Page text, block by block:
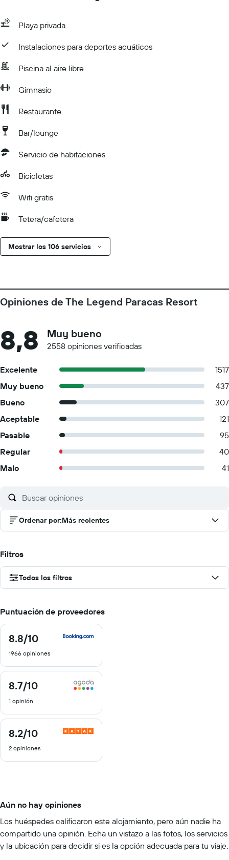
Playa privada
Instalaciones para deportes acuáticos
Piscina al aire libre
Gimnasio
Restaurante
Bar/lounge
Servicio de habitaciones
Bicicletas
Wifi gratis
Tetera/cafetera
Mostrar los 106 servicios
Opiniones de The Legend Paracas Resort
8,8 Muy bueno
2558 opiniones verificadas
Excelente
1517
Muy bueno
437
Bueno
307
Aceptable
121
Pasable
95
Regular
40
Malo
41
Ordenar por:Más recientes
Filtros
Todos los filtros
Puntuación de proveedores
8.8/10
8.8
10
1966 opiniones
8.7/10
8.7
10
1 opinión
8.2/10
8.2
10
2 opiniones
Aún no hay opiniones
Los huéspedes calificaron este alojamiento, pero aún nadie ha
compartido una opinión. Echa un vistazo a las fotos, los servicios
y la ubicación para decidir si es la opción adecuada para tu viaje.